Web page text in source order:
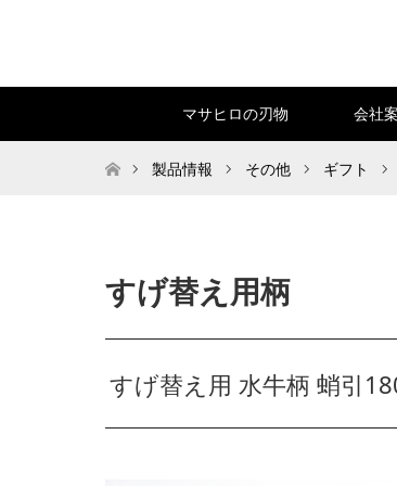
マサヒロの刃物 会社
トップページ
製品情報 その他 ギフト
すげ替え用柄
すげ替え用 水牛柄 蛸引